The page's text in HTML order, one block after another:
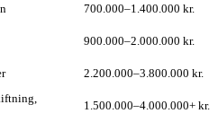
700.000–1.400.000 kr.
900.000–2.000.000 kr.
2.200.000–3.800.000 kr.
1.500.000–4.000.000+ kr.